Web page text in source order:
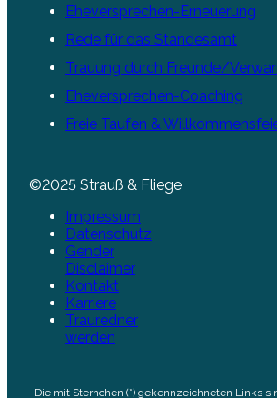
Eheversprechen-Erneuerung
Rede für das Standesamt
Trauung durch Freunde/
Eheversprechen-Coaching
Freie Taufen &
©2025 Strauß & Fliege
Impressum
Datenschutz
Gender
Disclaimer
Kontakt
Karriere
Trauredner
werden
Die mit Sternchen (*) gekennzeichneten Links